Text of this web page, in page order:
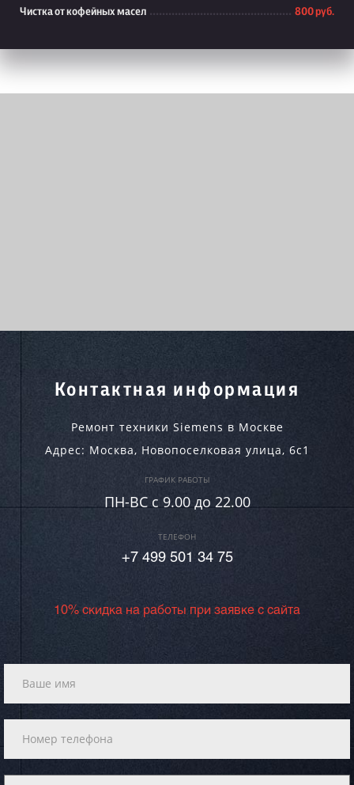
Чистка от кофейных масел 800 руб.
Контактная информация
Ремонт техники Siemens в Москве
Адрес: Москва, Новопоселковая улица, 6с1
ГРАФИК РАБОТЫ
ПН-ВC c 9.00 до 22.00
ТЕЛЕФОН
+7 499 501 34 75
10% скидка на работы при заявке с сайта